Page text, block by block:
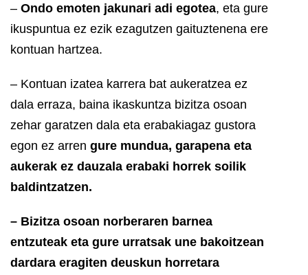
– Ondo emoten jakunari adi egotea, eta gure
ikuspuntua ez ezik ezagutzen gaituztenena ere
kontuan hartzea.
– Kontuan izatea karrera bat aukeratzea ez
dala erraza, baina ikaskuntza bizitza osoan
zehar garatzen dala eta erabakiagaz gustora
egon ez arren gure mundua, garapena eta
aukerak ez dauzala erabaki horrek soilik
baldintzatzen.
– Bizitza osoan norberaren barnea
entzuteak eta gure urratsak une bakoitzean
dardara eragiten deuskun horretara